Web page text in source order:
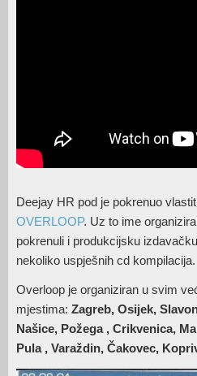
Deejay HR pod je pokrenuo
OVERLOOP. Uz to ime
pokrenuli i produkcijsku
nekoliko uspješnih cd kompilacija.
Overloop je organiziran u svim
mjestima: Zagreb, Osijek,
Našice, Požega , Crikvenica,
Pula , Varaždin, Čakovec,